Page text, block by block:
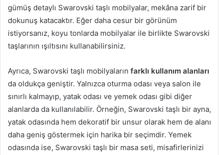
gümüş detaylı Swarovski taşlı mobilyalar, mekâna zarif bir
dokunuş katacaktır. Eğer daha cesur bir görünüm
istiyorsanız, koyu tonlarda mobilyalar ile birlikte Swarovski
taşlarının ışıltısını kullanabilirsiniz.
Ayrıca, Swarovski taşlı mobilyaların farklı kullanım alanları
da oldukça geniştir. Yalnızca oturma odası veya salon ile
sınırlı kalmayıp, yatak odası ve yemek odası gibi diğer
alanlarda da kullanılabilir. Örneğin, Swarovski taşlı bir ayna,
yatak odasında hem dekoratif bir unsur olarak hem de alanı
daha geniş göstermek için harika bir seçimdir. Yemek
odasında ise, Swarovski taşlı bir masa seti, misafirlerinizi